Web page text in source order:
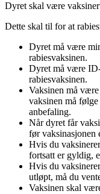
Dyret skal være
Dette skal til for at
Dyret må være
rabiesvaksinen.
Dyret må være
rabiesvaksinen.
Vaksinen må
vaksinen må
anbefaling.
Når dyret får
før vaksinasjonen
Hvis du
fortsatt er gyldig,
Hvis du
utløpt, må du
Vaksinen skal